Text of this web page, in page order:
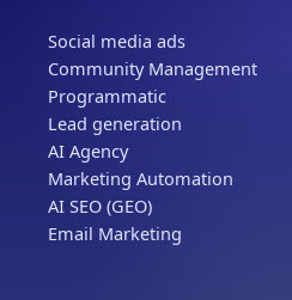
Social media ads
Community Management
Programmatic
Lead generation
AI Agency
Marketing Automation
AI SEO (GEO)
Email Marketing